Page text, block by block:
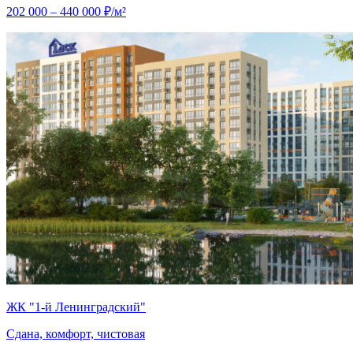
202 000 – 440 000 ₽/м²
ЖК "1-й Ленинградский"
Сдана, комфорт, чистовая